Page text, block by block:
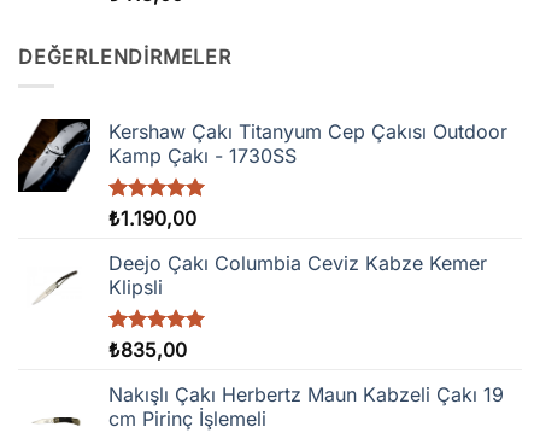
DEĞERLENDIRMELER
Kershaw Çakı Titanyum Cep Çakısı Outdoor
Kamp Çakı - 1730SS
5 üzerinden
oy
aldı
₺1.190,00
Deejo Çakı Columbia Ceviz Kabze Kemer
Klipsli
5 üzerinden
oy
aldı
₺835,00
Nakışlı Çakı Herbertz Maun Kabzeli Çakı 19
cm Pirinç İşlemeli